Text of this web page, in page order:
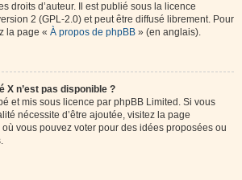
droits d’auteur. Il est publié sous la licence
2 (GPL-2.0) et peut être diffusé librement. Pour
la page « À propos de phpBB » (en anglais).
X n’est pas disponible ?
et mis sous licence par phpBB Limited. Si vous
nécessite d’être ajoutée, visitez la page
vous pouvez voter pour des idées proposées ou